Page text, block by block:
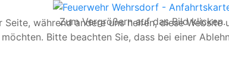
Zum Vergrößern auf das Bild klicken.
während andere uns helfen, diese
Bitte beachten Sie, dass bei einer